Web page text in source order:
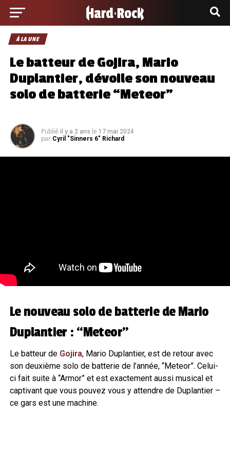
À LA UNE
Le batteur de Gojira, Mario
Duplantier, dévoile son nouveau
solo de batterie “Meteor”
Publié il y a 2 ans le 17 mai 2024
par Cyril "Sinners 6" Richard
Le nouveau solo de batterie de Mario
Duplantier : “Meteor”
Le batteur de Gojira, Mario Duplantier, est de retour avec
son deuxième solo de batterie de l’année, “Meteor”. Celui-
ci fait suite à “Armor” et est exactement aussi musical et
captivant que vous pouvez vous y attendre de Duplantier –
ce gars est une machine.